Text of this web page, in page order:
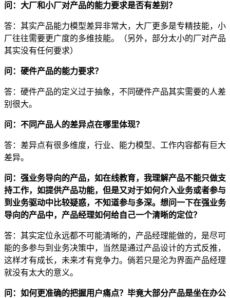
问：大厂和小厂对产品的能力要求是否有差别？
答：其实产品能力模型差异非常大，大厂更多是专精技能，小
厂往往需要更广度的多维技能。（另外，部分太小的厂对产品
其实没有任何要求）
问：硬件产品的能力要求？
答：硬件产品的定义过于抽象，不同硬件产品其实需要的人差
别很大。
问：不同产品人的差异点在哪里体现？
答：差异点有很多维度，行业、能力模型、工作内容都有巨大
差异。
问：强业务导向的产品，如在线教育，我理解产品不能只做支
持工作，如提供产品功能，但是又对于如何介入业务或者参与
到业务驱动中比较疑惑，不知道参与多深。想问一下在强业务
导向的产品中，产品经理如何给自己一个清晰的定位？
答：其实定位永远都不可能清晰的，产品经理能做的，是尽可
能的多参与到业务决策中，当然是通过产品设计的方式反推，
这样才有成长，未来才有竞争力。倘若只是沦为界面产品经理
就没有太大的意义。
问：如何更准确的把握用户痛点？毕竟大部分产品是坐在办公